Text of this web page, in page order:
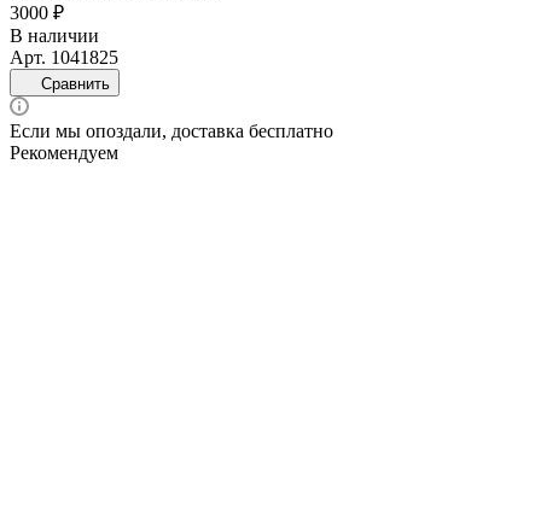
3000 ₽
В наличии
Арт. 1041825
Сравнить
Если мы опоздали, доставка бесплатно
Рекомендуем